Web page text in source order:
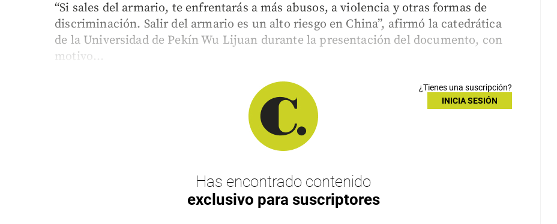
“Si sales del armario, te enfrentarás a más abusos, a violencia y otras formas de
discriminación. Salir del armario es un alto riesgo en China”, afirmó la catedrática
de la Universidad de Pekín Wu Lijuan durante la presentación del documento, con
motivo...
¿Tienes una suscripción?
INICIA SESIÓN
Has encontrado contenido
exclusivo para suscriptores